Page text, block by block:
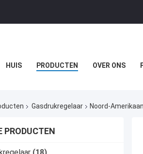
HUIS PRODUCTEN OVER ONS
Gasdrukregelaar Noord-
PRODUCTEN